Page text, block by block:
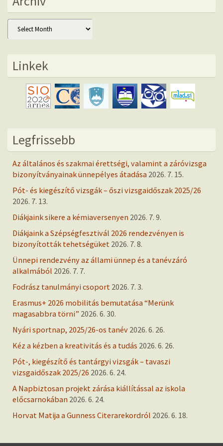
Archív
Linkek
Legfrissebb
Az általános és szakmai érettségi, valamint a záróvizsga
bizonyítványainak ünnepélyes átadása 2026. 7. 15.
Pót- és kiegészítő vizsgák – őszi vizsgaidőszak 2025/26
2026. 7. 13.
Diákjaink sikere a kémiaversenyen 2026. 7. 9.
Diákjaink a Szépségfesztivál 2026 rendezvényen is
bizonyították tehetségüket 2026. 7. 8.
Ünnepi rendezvény az állami ünnep és a tanévzáró
alkalmából 2026. 7. 7.
Fodrász tanulmányi csoport 2026. 7. 3.
Erasmus+ 2026 mobilitás bemutatása “Merünk
magasabbra törni” 2026. 6. 30.
Nyári sportnap, 2025/26-os tanév 2026. 6. 26.
Kéz a kézben a kreativitás és a tudás 2026. 6. 26.
Pót-, kiegészítő és tantárgyi vizsgák – tavaszi
vizsgaidőszak 2025/26 2026. 6. 24.
A Napbiztosan projekt zárása kiállítással az iskola
előcsarnokában 2026. 6. 24.
Horvat Matija a Gunness Citerarekordról 2026. 6. 18.